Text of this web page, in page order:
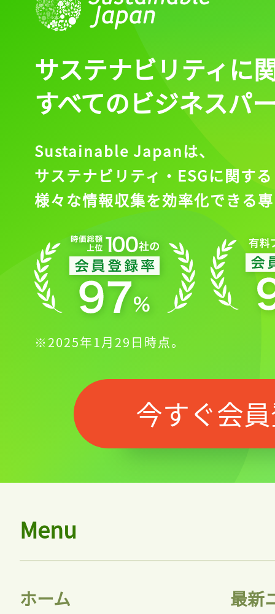
サステナビリティに
すべてのビジネスパ
Sustainable Japanは、
サステナビリティ・ESGに関する
様々な情報収集を効率化できる
※2025年1月29日時点。
今すぐ会
Menu
ホーム 最新